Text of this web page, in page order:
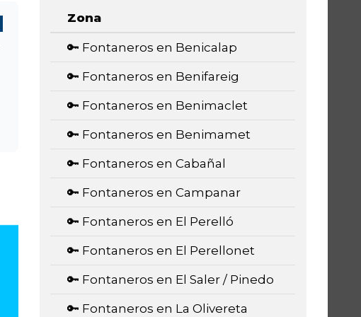
Zona
🔑 Fontaneros en Benicalap
🔑 Fontaneros en Benifareig
🔑 Fontaneros en Benimaclet
🔑 Fontaneros en Benimamet
🔑 Fontaneros en Cabañal
🔑 Fontaneros en Campanar
🔑 Fontaneros en El Perelló
🔑 Fontaneros en El Perellonet
🔑 Fontaneros en El Saler / Pinedo
🔑 Fontaneros en La Olivereta